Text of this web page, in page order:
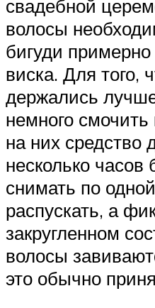
свадебной
волосы
бигуди
виска. Для того,
держались
немного
на них средство
несколько часов
снимать по
распускать, а
закругленном
волосы
это обычно